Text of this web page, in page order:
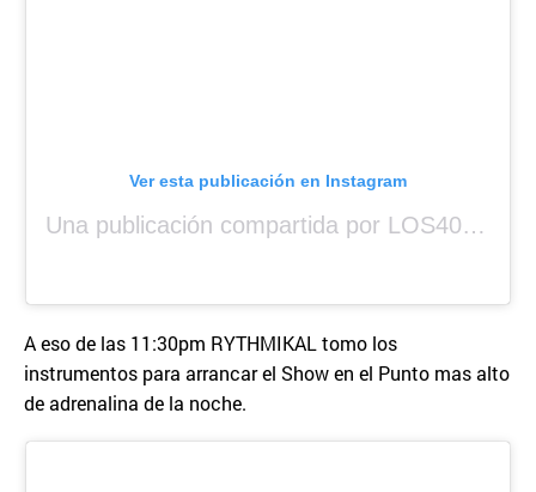
Ver esta publicación en Instagram
Una publicación compartida por LOS40 Panamá (@los40panama)
A eso de las 11:30pm RYTHMIKAL tomo los
instrumentos para arrancar el Show en el Punto mas alto
de adrenalina de la noche.